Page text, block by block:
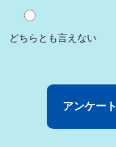
どちらとも言えない